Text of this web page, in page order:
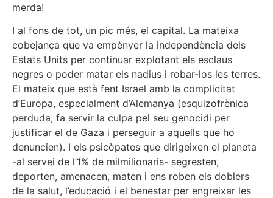
merda!
I al fons de tot, un pic més, el capital. La mateixa
cobejança que va empènyer la independència dels
Estats Units per continuar explotant els esclaus
negres o poder matar els nadius i robar-los les terres.
El mateix que està fent Israel amb la complicitat
d’Europa, especialment d’Alemanya (esquizofrènica
perduda, fa servir la culpa pel seu genocidi per
justificar el de Gaza i perseguir a aquells que ho
denuncien). I els psicòpates que dirigeixen el planeta
-al servei de l’1% de milmilionaris- segresten,
deporten, amenacen, maten i ens roben els doblers
de la salut, l’educació i el benestar per engreixar les